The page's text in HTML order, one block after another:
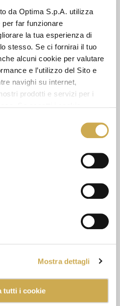
da Optima S.p.A. utilizza
far funzionare
la tua esperienza di
stesso. Se ci fornirai il tuo
alcuni cookie per valutare
e l’utilizzo del Sito e
navighi su internet,
prodotti e servizi per i
Mostra dettagli
tutti i cookie
SHEET
ALSO